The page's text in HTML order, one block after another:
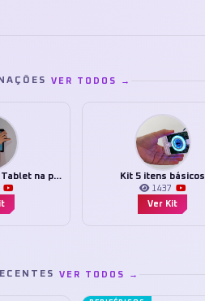
VER TODOS →
Kit montagem de Tablet na parede Kit 5 itens básicos
1437
Ver Kit
VER TODOS →